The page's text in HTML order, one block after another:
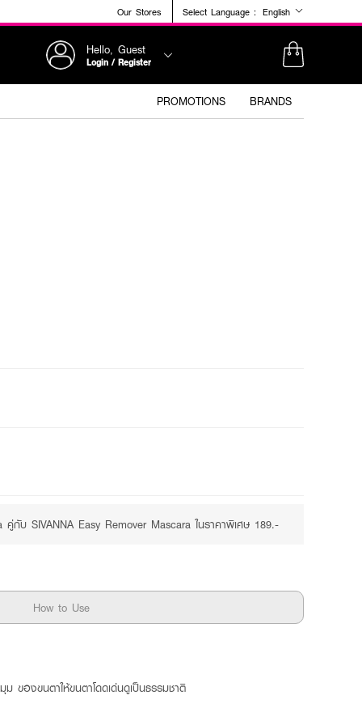
Our Stores Select Language : English
Hello, Guest
Login / Register
PROMOTIONS BRANDS
กับ SIVANNA Easy Remover Mascara ในราคาพิเศษ 189.-
How to Use
ของขนตาให้ขนตาโดดเด่นดูเป็นธรรมชาติ